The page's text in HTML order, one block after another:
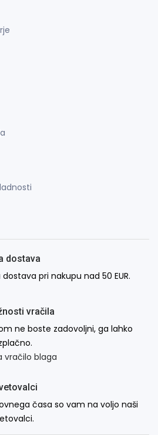
dostava
pri nakupu nad 50 EUR.
vračila
ne boste zadovoljni, ga lahko
vračilo blaga
časa so vam na voljo naši